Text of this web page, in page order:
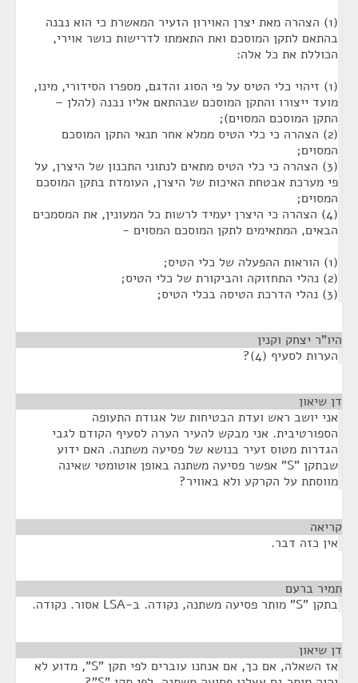
(1) הצהרה מאת יצרן האוירון הזעיר המאשרת כי הוא נבנה
בהתאם לתקן המוסכם ואת התאמתו לדרישות כושר אוירי,
הכוללת את כל אלה:
(1) זיהוי כלי הטיס על פי הסוג והדגם, מספרו הסידורי, מינו,
מועד ייצורו והתקן המוסכם שבהתאם אליו נבנה (להלן –
התקן המוסכם המסוים);
(2) הצהרה כי כלי הטיס ממלא אחר תנאי התקן המוסכם
המסוים;
(3) הצהרה כי כלי הטיס מתאים לנתוני התכנון של היצרן, על
פי מערכת אבטחת האיכות של היצרן, העומדת בתקן המוסכם
המסוים;
(4) הצהרה כי היצרן יעמיד לרשות כל המעונין, את המסמכים
הבאים, המתאימים לתקן המוסכם המסוים -
(1) הוראות ההפעלה של כלי הטיס;
(2) נהלי התחזוקה והביקורת של כלי הטיס;
(3) נהלי הדרכת הטיסה בכלי הטיס;
היו"ר יצחק וקנין
הערות לסעיף (4)?
דן שיאון
אני יושב ראש ועדת הבטיחות של אגודת התעופה
הספורטיבית. אני מבקש להעיר הערה לסעיף הקודם לגבי
הגדרות מטוס זעיר בנושא של פסיעה משתנה. האם ידוע
שבתקן "S" אפשר פסיעה משתנה באופן אוטומטי שאינה
מווסתת על הקרקע ולא באוויר?
קריאה
אין כזה דבר.
תמיר ברעם
בתקן "S" מותר פסיעה משתנה, נקודה. ב-LSA אסור. נקודה.
דן שיאון
אז השאלה, אם כך, אם אנחנו עוברים לפי תקן "S", מדוע לא